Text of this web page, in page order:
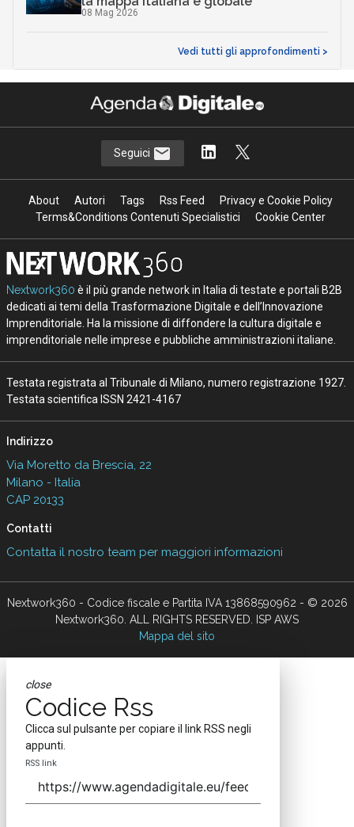
08 Mag 2026
Vedi tutti gli approfondimenti >
Seguici
About Autori Tags Rss Feed
Privacy e Cookie Policy
Terms&Conditions Contenuti Specialistici
Cookie Center
Nextwork360 è il più grande network in Italia di testate e portali B2B
dedicati ai temi della Trasformazione Digitale e dell’Innovazione
Imprenditoriale. Ha la missione di diffondere la cultura digitale e
imprenditoriale nelle imprese e pubbliche amministrazioni italiane.
Testata registrata al Tribunale di Milano, numero registrazione 1927.
Testata scientifica ISSN 2421-4167
Indirizzo
Via Moretto da Brescia, 22
Milano - Italia
CAP 20133
Contatti
Contatta il nostro team per maggiori informazioni
Nextwork360 - Codice fiscale e Partita IVA 13868590962 - © 2026
Nextwork360. ALL RIGHTS RESERVED. ISP AWS
Mappa del sito
close
Codice Rss
Clicca sul pulsante per copiare il link RSS negli
appunti.
RSS link